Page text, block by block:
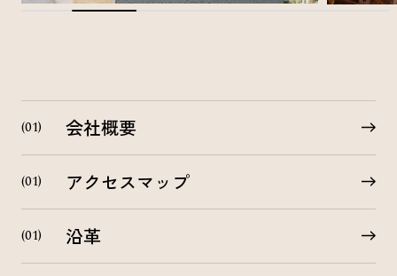
会社概要
アクセスマップ
沿革